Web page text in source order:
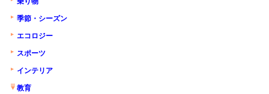
季節・シーズン
エコロジー
スポーツ
インテリア
教育